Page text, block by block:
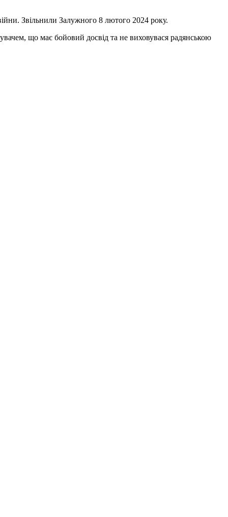
Звільнили Залужного 8 лютого 2024 року.
що має бойовий досвід та не виховувася радянською